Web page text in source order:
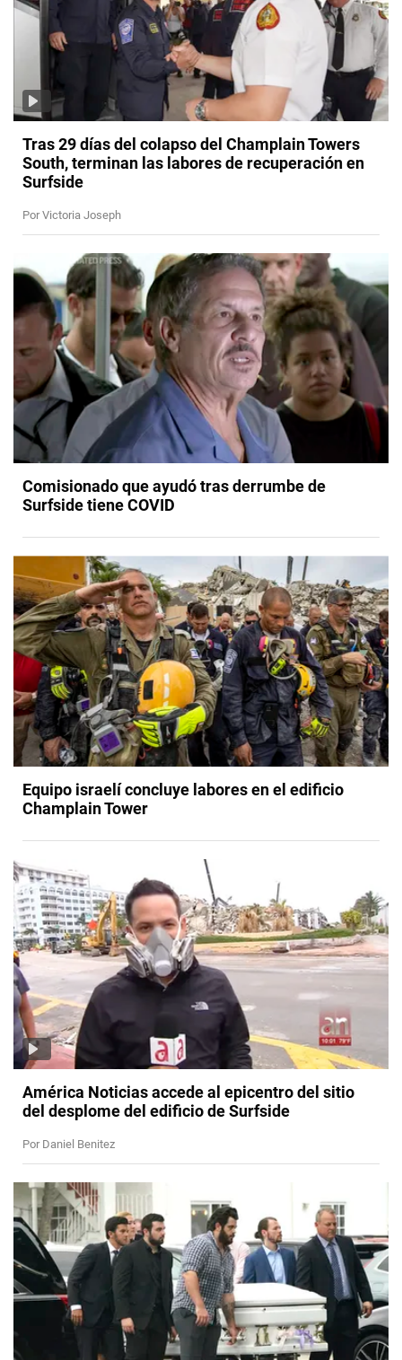
Tras 29 días del colapso del Champlain Towers
South, terminan las labores de recuperación en
Surfside
Por Victoria Joseph
Comisionado que ayudó tras derrumbe de
Surfside tiene COVID
Equipo israelí concluye labores en el edificio
Champlain Tower
América Noticias accede al epicentro del sitio
del desplome del edificio de Surfside
Por Daniel Benitez